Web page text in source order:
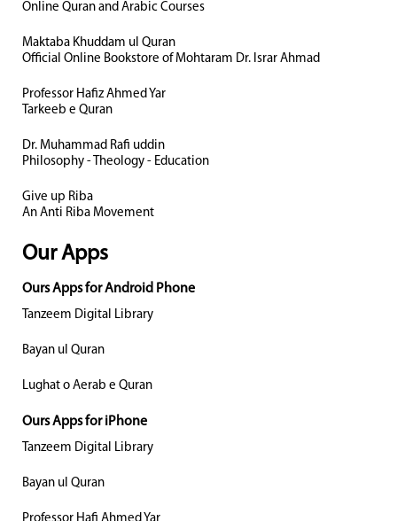
Online Quran and Arabic Courses
Maktaba Khuddam ul Quran
Official Online Bookstore of Mohtaram Dr. Israr Ahmad
Professor Hafiz Ahmed Yar
Tarkeeb e Quran
Dr. Muhammad Rafi uddin
Philosophy - Theology - Education
Give up Riba
An Anti Riba Movement
Our Apps
Ours Apps for Android Phone
Tanzeem Digital Library
Bayan ul Quran
Lughat o Aerab e Quran
Ours Apps for iPhone
Tanzeem Digital Library
Bayan ul Quran